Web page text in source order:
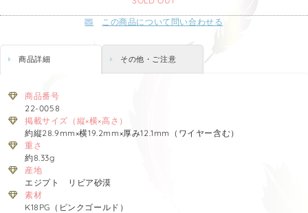
この商品について問い合わせる
商品詳細 その他・ご注意
商品番号
22-0058
掲載サイズ（縦×横×高さ）
約縦28.9mm×横19.2mm×厚み12.1mm（ワイヤー含む）
重さ
約8.33g
産地
エジプト リビア砂漠
素材
K18PG（ピンクゴールド）